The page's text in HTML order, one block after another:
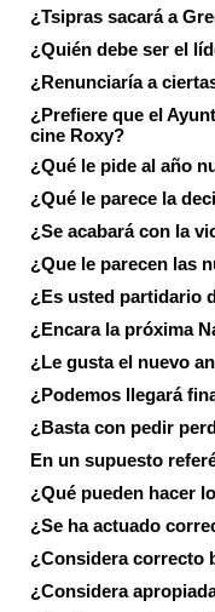
¿Tsipras sacará a
¿Quién debe ser el
¿Renunciaría a
¿Prefiere que el
cine Roxy?
¿Qué le pide al año
¿Qué le parece la
¿Se acabará con la
¿Que le parecen las
¿Es usted partidario
¿Encara la próxima
¿Le gusta el nuevo
¿Podemos llegará
¿Basta con pedir
En un supuesto
¿Qué pueden hacer
¿Se ha actuado
¿Considera correcto
¿Considera